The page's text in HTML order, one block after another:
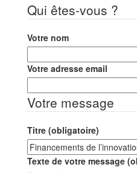
Qui êtes-vous ?
Votre nom
Votre adresse email
Votre message
Titre (obligatoire)
Texte de votre message